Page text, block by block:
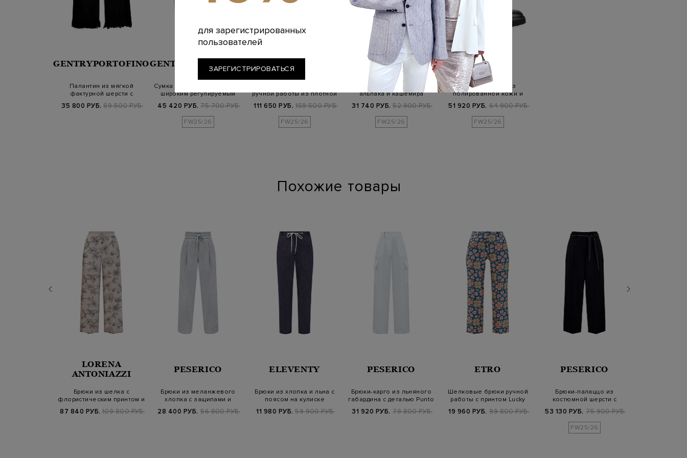
GENTRYPORTOFINO
Палантин из мягкой
фактурной шерсти с
35 800 РУБ. 89 500 РУБ.
GENTRYPORTOFINO
Сумка из текстурной кожи с
широким регулируемым
45 420 РУБ. 75 700 РУБ.
FW25/26
LORENA
ANTONIAZZI
ручной работы из плотной
111 650 РУБ. 159 500 РУБ.
FW25/26
GENTRYPORTOFINO
Свитер из фактурной пряжи
альпака и кашемира
31 740 РУБ. 52 900 РУБ.
FW25/26
DOUCALS
Ботинки-челси из
полированной кожи и
51 920 РУБ. 64 900 РУБ.
FW25/26
Похожие товары
LORENA
ANTONIAZZI
Брюки из шелка с
флористическим принтом и
87 840 РУБ. 109 800 РУБ.
PESERICO
Брюки из меланжевого
хлопка с защипами и
28 400 РУБ. 56 800 РУБ.
ELEVENTY
Брюки из хлопка и льна с
поясом на кулиске
11 980 РУБ. 59 900 РУБ.
PESERICO
Брюки-карго из льняного
габардина с деталью Punto
31 920 РУБ. 79 800 РУБ.
ETRO
Шелковые брюки ручной
работы с принтом Lucky
19 960 РУБ. 99 800 РУБ.
PESERICO
Брюки-палаццо из
костюмной шерсти с
53 130 РУБ. 75 900 РУБ.
FW25/26
для зарегистрированных
пользователей
ЗАРЕГИСТРИРОВАТЬСЯ